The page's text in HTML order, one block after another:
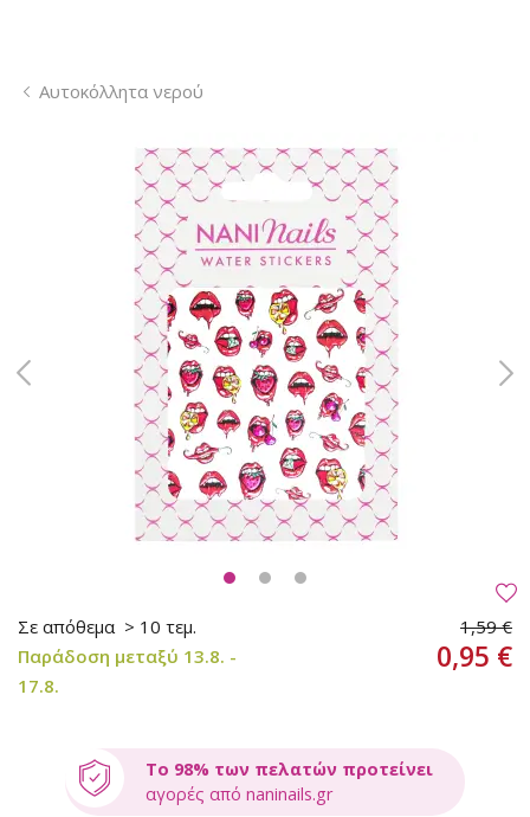
Αυτοκόλλητα νερού
Σε απόθεμα > 10 τεμ.
Παράδοση μεταξύ 13.8. -
17.8.
1,59 €
0,95 €
Το 98% των πελατών προτείνει
αγορές από naninails.gr